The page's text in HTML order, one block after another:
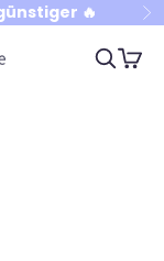
🔥
Suchen